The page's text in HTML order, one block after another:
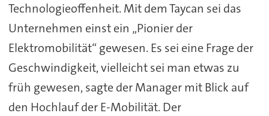
Technologieoffenheit. Mit dem Taycan sei das
Unternehmen einst ein „Pionier der
Elektromobilität“ gewesen. Es sei eine Frage der
Geschwindigkeit, vielleicht sei man etwas zu
früh gewesen, sagte der Manager mit Blick auf
den Hochlauf der E-Mobilität. Der